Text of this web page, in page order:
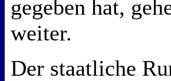
gegeben hat,
weiter.
Der staatliche